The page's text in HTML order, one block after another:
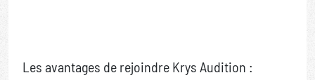
Les avantages de rejoindre Krys Audition :